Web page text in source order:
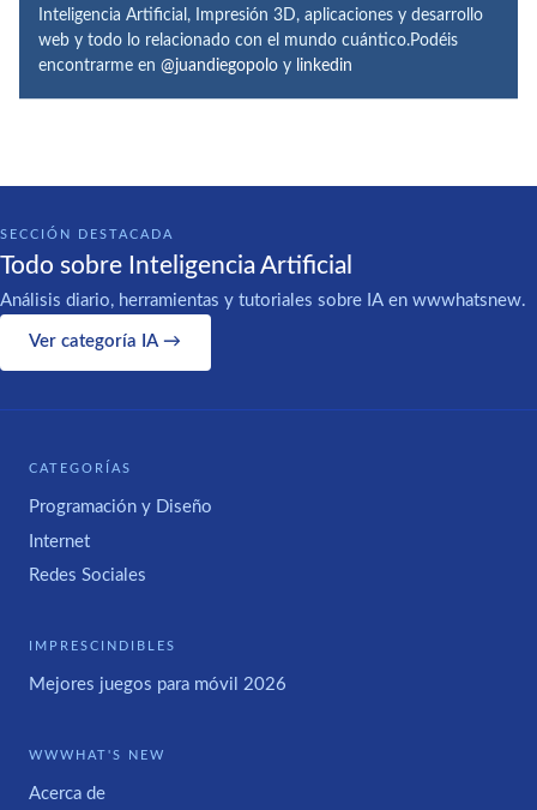
Inteligencia Artificial, Impresión 3D, aplicaciones y desarrollo
web y todo lo relacionado con el mundo cuántico.Podéis
encontrarme en @juandiegopolo y linkedin
SECCIÓN DESTACADA
Todo sobre Inteligencia Artificial
Análisis diario, herramientas y tutoriales sobre IA en wwwhatsnew.
Ver categoría IA →
CATEGORÍAS
Programación y Diseño
Internet
Redes Sociales
IMPRESCINDIBLES
Mejores juegos para móvil 2026
WWWHAT'S NEW
Acerca de